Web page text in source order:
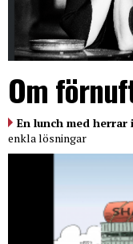
Om
En lunch med
enkla lösningar